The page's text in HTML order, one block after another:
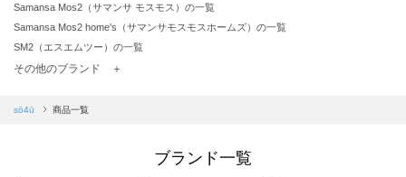
Samansa Mos2（サマンサ モスモス）の一覧
Samansa Mos2 home's（サマンサモスモスホームズ）の一覧
SM2（エスエムツー）の一覧
TSUHARU by Samansa Mos2（ツハルバイサマンサモスモス）の一覧
Samansa Mos2 blue（サマンサモスモス ブルー）の一覧
その他のブランド ＋
sō4ū 商品一覧
ブランド一覧